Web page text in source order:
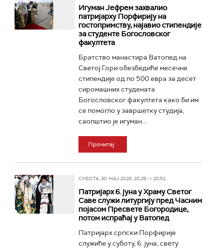
Игуман Јефрем захвалио
патријарху Порфирију на
гостопримству, најавио стипендије
за студенте Богословског
факултета
Братство манастира Ватопед на
Светој Гори обезбедиће месечне
стипендије од по 500 евра за десет
сиромашних студената
Богословског факултета како би им
се помогло у завршетку студија,
саопштио је игуман...
Прочитај
СУБОТА, 30. МАЈ 2026, 20:26 -> 20:51
Патријарх 6. јуна у Храму Светог
Саве служи литургију пред Часним
појасом Пресвете Богородице,
потом испраћај у Ватопед
Патријарх српски Порфирије
служиће у суботу, 6. јуна, свету